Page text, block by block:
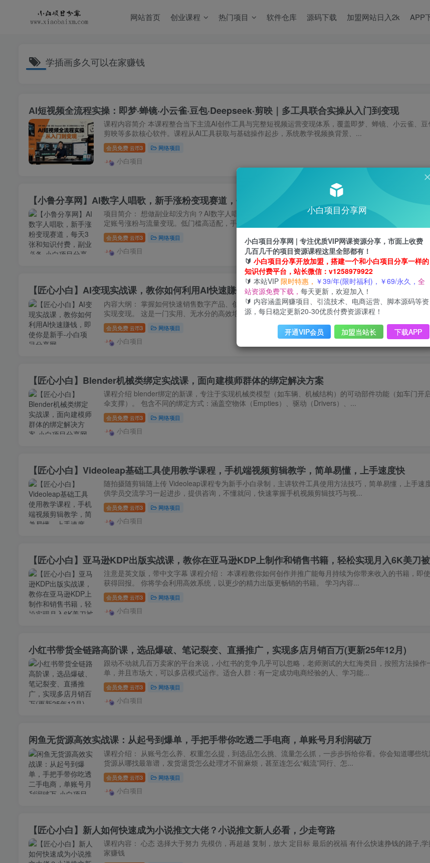
网站首页 创业课程 热门项目 软件仓库 源码下载 加盟网站日入2k APP
学插画多久可以在家赚钱
AI短视频全流程实操：即梦·蝉镜·小云雀·豆包·Deepseek·剪映｜多工具联合实操从入门到变现
课程内容简介 本课程整合当下主流AI创作工具与完整短视频运营变现体系，覆盖即梦、蝉镜、小云雀、豆
剪映等多款核心软件。课程从AI工具获取与基础操作起步，系统教学视频换背景、...
会员免费 云币3 网络项目
小白项目
【小鲁分享网】AI数字人唱歌，新手涨粉变现赛道，每天3张和知识付费，副业必备
项目简介： 想做副业却没方向？AI数字人唱歌赛道超适合新手！无需露脸、零基础也能上手，搭配知识
定账号涨粉与流量变现。低门槛高适配，手机就能操作，是普通人入局短视频、增...
会员免费 云币3 网络项目
小白项目
【匠心小白】AI变现实战课，教你如何利用AI快速賺钱，即使你是新手
内容大纲： 掌握如何快速销售数字产品、创作病毒式内容或建立半自动化业务。本课程通过一步步实操
实现变现。 这是一门实用、无水分的高效培训，专注于用AI技术实现商业收入。 ...
会员免费 云币3 网络项目
小白项目
【匠心小白】Blender机械类绑定实战课，面向建模师群体的绑定解决方案
课程介绍 blender绑定的新课，专注于实现机械类模型（如车辆、机械结构）的可动部件功能（如车门开
伞支撑）。 包含不同的绑定方式：涵盖空物体（Empties）、驱动（Drivers）、...
会员免费 云币3 网络项目
小白项目
【匠心小白】Videoleap基础工具使用教学课程，手机端视频剪辑教学，简单易懂，上手速度快
随拍摄随剪辑随上传 Videoleap课程专为新手小白录制，主讲软件工具使用方法技巧，简单易懂，上手速
供学员交流学习一起进步，提供咨询，不懂就问，快速掌握手机视频剪辑技巧与视...
会员免费 云币3 网络项目
小白项目
【匠心小白】亚马逊KDP出版实战课，教你在亚马逊KDP上制作和销售书籍，轻松实现月入6K美刀
注意是英文版，带中文字幕 课程介绍： 本课程教你如何创作并推广能每月持续为你带来收入的书籍，即
获得回报。 你将学会利用高效系统，以更少的精力出版更畅销的书籍。 学习内容...
会员免费 云币3 网络项目
小白项目
小红书带货全链路高阶课，选品爆破、笔记裂变、直播推广，实现多店月销百万(更新25年12月)
跟动不动就几百万卖家的平台来说，小红书的竞争几乎可以忽略，老师测试的大红海类目，按照方法操作
单，并且市场大，可以多店模式运作。适合人群：有一定成功电商经验的人、学习能...
会员免费 云币3 网络项目
小白项目
闲鱼无货源高效实战课：从起号到爆单，手把手带你吃透二手电商，单账号月利润破万
课程介绍： 从账号怎么养、权重怎么提，到选品怎么挑、流量怎么抓，一步步拆给你看。你会知道哪些坑
货源从哪找最靠谱，发货退货怎么处理才不留麻烦，甚至连怎么“截流”同行、怎...
会员免费 云币3 网络项目
小白项目
【匠心小白】新人如何快速成为小说推文大佬？小说推文新人必看，少走弯路
课程内容： 心态 选择大于努力 先模仿，再超越 复制，放大 定目标 最后的祝福 有什么快速挣钱的路子,
家赚钱
小白项目分享网
小白项目分享网 | 专注优质VIP网课资源分享，市面上收费
几百几千的项目资源课程这里全部都有！
🔰 小白项目分享开放加盟，搭建一个和小白项目分享一样的
知识付费平台，站长微信：v1258979922
🔰 本站VIP 限时特惠， ￥39/年(限时福利)，￥69/永久， 全
站资源免费下载， 每天更新，欢迎加入！
🔰 内容涵盖网赚项目、引流技术、电商运营、脚本源码等资
源，每日稳定更新20-30优质付费资源课程！
开通VIP会员 加盟当站长 下载APP